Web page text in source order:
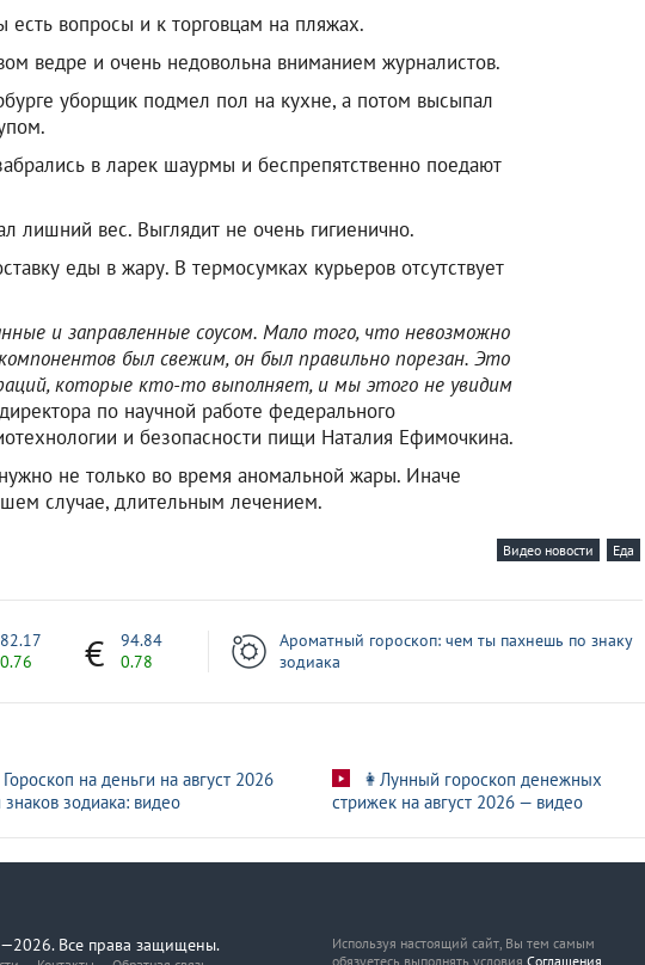
вопросы и к торговцам на пляжах.
ведре и очень недовольна вниманием журналистов.
уборщик подмел пол на кухне, а потом высыпал
в ларек шаурмы и беспрепятственно поедают
лишний вес. Выглядит не очень гигиенично.
еды в жару. В термосумках курьеров отсутствует
и заправленные соусом. Мало того, что невозможно
был свежим, он был правильно порезан. Это
которые кто-то выполняет, и мы этого не увидим
по научной работе федерального
и безопасности пищи Наталия Ефимочкина.
не только во время аномальной жары. Иначе
случае, длительным лечением.
Видео новости Еда
82.17
0.76
94.84
0.78
Ароматный гороскоп: чем ты пахнешь по знаку
зодиака
Гороскоп на деньги на август 2026
знаков зодиака: видео
👩Лунный гороскоп денежных
стрижек на август 2026 — видео
Все права защищены.
Используя настоящий сайт, Вы тем самым
обязуетесь выполнять условия Соглашения